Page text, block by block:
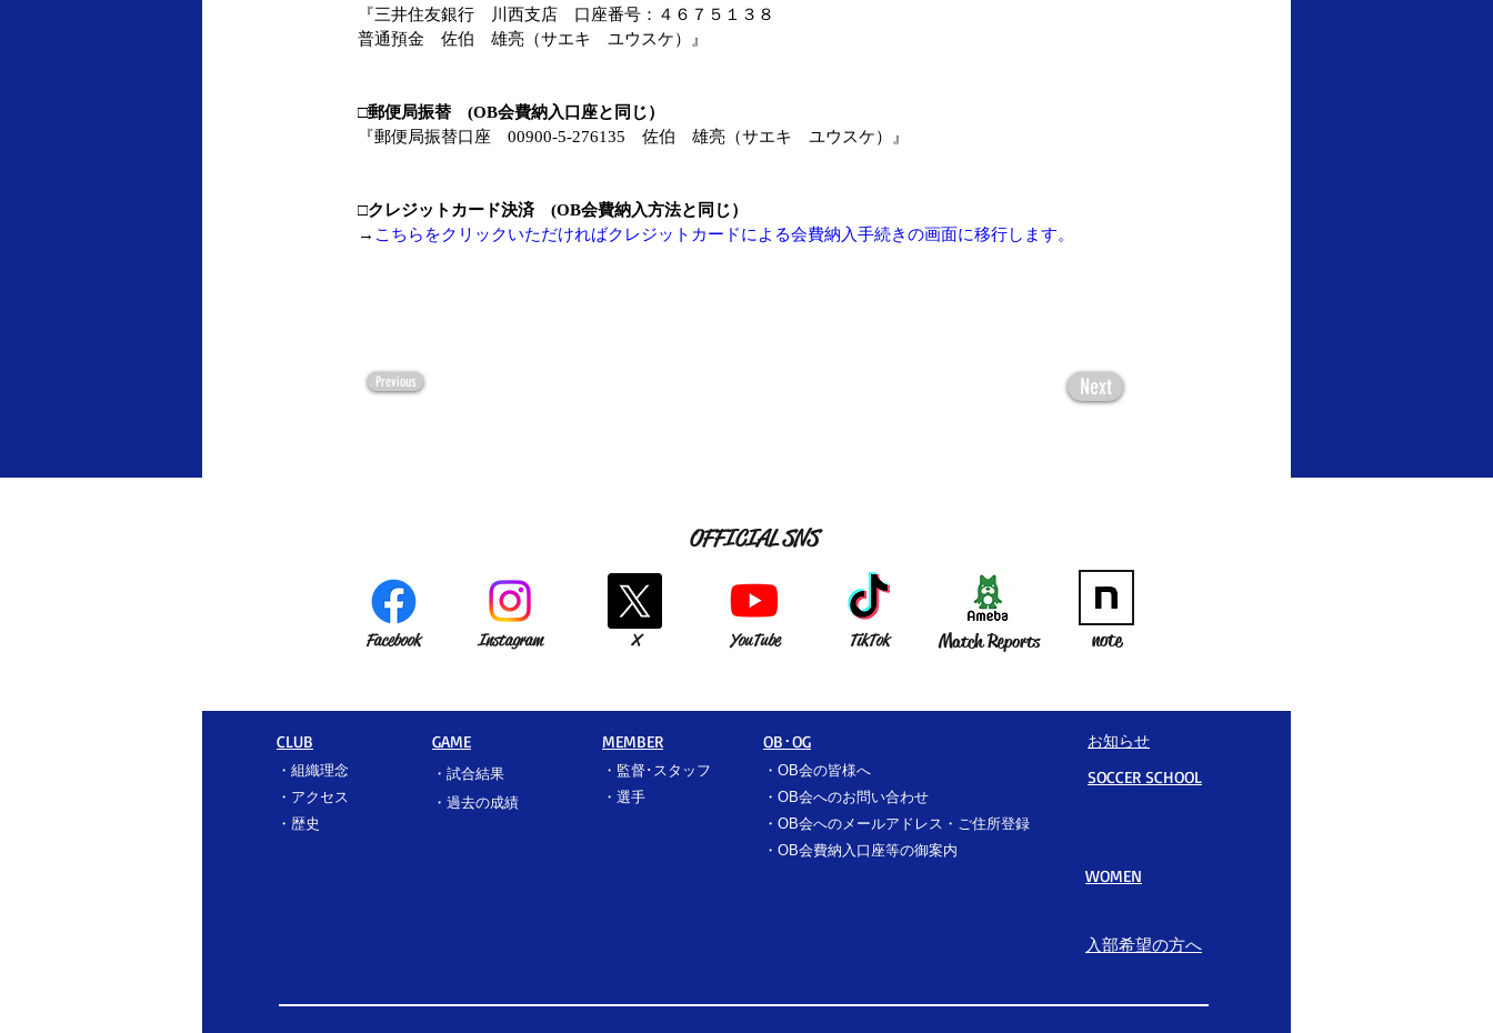
『三井住友銀行　川西支店　口座番号：４６７５１３８
普通預金　佐伯　雄亮（サエキ　ユウスケ）』
□郵便局振替　(OB会費納入口座と同じ）
『郵便局振替口座　00900-5-276135　佐伯　雄亮（サエキ　ユウスケ）』
□クレジットカード決済　(OB会費納入方法と同じ）
→ こちらをクリックいただければクレジットカードによる会費納入手続きの画面に移行します。
Previous Next
OFFICIAL SNS
Facebook Instagram X YouTube TikTok Match Reports note
CLUB
・ 組織理念
・ アクセス
​・ 歴史
GAME
・ 試合結果
​・過去の成績
MEMBER
・ 監督･スタッフ
​・ 選手
OB･OG
​・ OB会の皆様へ
​・ OB会へのお問い合わせ
・ OB会へのメールアドレス・ご住所登録
​・ OB会費納入口座等の御案内
お知らせ
SOCCER SCHOOL
WOMEN
入部希望の方へ​